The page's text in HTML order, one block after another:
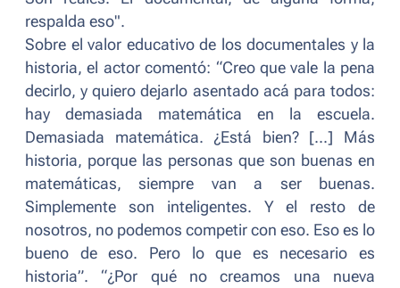
respalda eso".
Sobre el valor educativo de los documentales y la
historia, el actor comentó: “Creo que vale la pena
decirlo, y quiero dejarlo asentado acá para todos:
hay demasiada matemática en la escuela.
Demasiada matemática. ¿Está bien? [...] Más
historia, porque las personas que son buenas en
matemáticas, siempre van a ser buenas.
Simplemente son inteligentes. Y el resto de
nosotros, no podemos competir con eso. Eso es lo
bueno de eso. Pero lo que es necesario es
historia”. “¿Por qué no creamos una nueva